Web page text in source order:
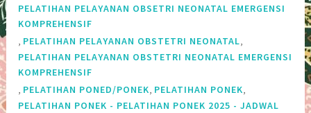
PELATIHAN PELAYANAN OBSETRI NEONATAL EMERGENSI
KOMPREHENSIF
, PELATIHAN PELAYANAN OBSTETRI NEONATAL,
PELATIHAN PELAYANAN OBSTETRI NEONATAL EMERGENSI
KOMPREHENSIF
, PELATIHAN PONED/PONEK, PELATIHAN PONEK,
PELATIHAN PONEK - PELATIHAN PONEK 2025 - JADWAL